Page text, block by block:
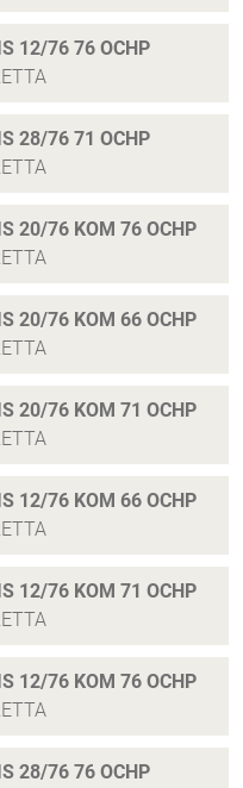
12/76 76 OCHP
28/76 71 OCHP
20/76 KOM 76 OCHP
20/76 KOM 66 OCHP
20/76 KOM 71 OCHP
12/76 KOM 66 OCHP
12/76 KOM 71 OCHP
12/76 KOM 76 OCHP
28/76 76 OCHP